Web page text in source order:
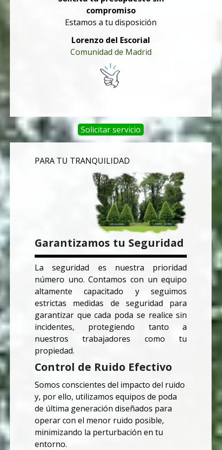
compromiso
Estamos a tu disposición
Lorenzo del Escorial
Comunidad de Madrid
Solicitar servicio
PARA TU TRANQUILIDAD
Garantizamos tu Seguridad
La seguridad es nuestra prioridad
número uno. Contamos con un equipo
altamente capacitado y seguimos
estrictas medidas de seguridad para
garantizar que cada poda se realice sin
incidentes, protegiendo tanto a
nuestros trabajadores como tu
propiedad.
Control de Ruido Efectivo
Somos conscientes del impacto del ruido
y, por ello, utilizamos equipos de poda
de última generación diseñados para
operar con el menor ruido posible,
minimizando la perturbación en tu
entorno.